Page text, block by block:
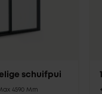
schuifpui
4590 Mm